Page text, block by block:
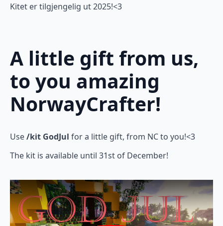
Kitet er tilgjengelig ut 2025!<3
A little gift from us,
to you amazing
NorwayCrafter!
Use/kit GodJul for a little gift, from NC to you!<3
The kit is available until 31st of December!